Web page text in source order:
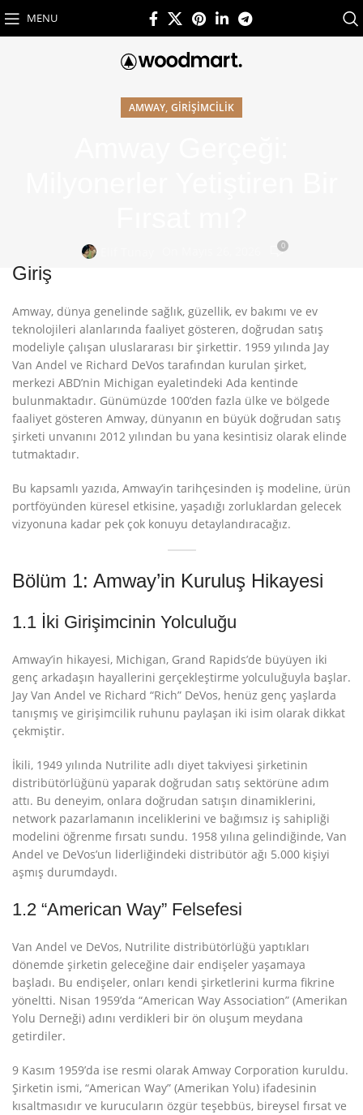
MENU
AMWAY, GIRIŞIMCILIK
0
Giriş
Amway, dünya genelinde sağlık, güzellik, ev bakımı ve ev
teknolojileri alanlarında faaliyet gösteren, doğrudan satış
modeliyle çalışan uluslararası bir şirkettir. 1959 yılında Jay
Van Andel ve Richard DeVos tarafından kurulan şirket,
merkezi ABD’nin Michigan eyaletindeki Ada kentinde
bulunmaktadır. Günümüzde 100’den fazla ülke ve bölgede
faaliyet gösteren Amway, dünyanın en büyük doğrudan satış
şirketi unvanını 2012 yılından bu yana kesintisiz olarak elinde
tutmaktadır.
Bu kapsamlı yazıda, Amway’in tarihçesinden iş modeline, ürün
portföyünden küresel etkisine, yaşadığı zorluklardan gelecek
vizyonuna kadar pek çok konuyu detaylandıracağız.
Bölüm 1: Amway’in Kuruluş Hikayesi
1.1 İki Girişimcinin Yolculuğu
Amway’in hikayesi, Michigan, Grand Rapids’de büyüyen iki
genç arkadaşın hayallerini gerçekleştirme yolculuğuyla başlar.
Jay Van Andel ve Richard “Rich” DeVos, henüz genç yaşlarda
tanışmış ve girişimcilik ruhunu paylaşan iki isim olarak dikkat
çekmiştir.
İkili, 1949 yılında Nutrilite adlı diyet takviyesi şirketinin
distribütörlüğünü yaparak doğrudan satış sektörüne adım
attı. Bu deneyim, onlara doğrudan satışın dinamiklerini,
network pazarlamanın inceliklerini ve bağımsız iş sahipliği
modelini öğrenme fırsatı sundu. 1958 yılına gelindiğinde, Van
Andel ve DeVos’un liderliğindeki distribütör ağı 5.000 kişiyi
aşmış durumdaydı.
1.2 “American Way” Felsefesi
Van Andel ve DeVos, Nutrilite distribütörlüğü yaptıkları
dönemde şirketin geleceğine dair endişeler yaşamaya
başladı. Bu endişeler, onları kendi şirketlerini kurma fikrine
yöneltti. Nisan 1959’da “American Way Association” (Amerikan
Yolu Derneği) adını verdikleri bir ön oluşum meydana
getirdiler.
9 Kasım 1959’da ise resmi olarak Amway Corporation kuruldu.
Şirketin ismi, “American Way” (Amerikan Yolu) ifadesinin
kısaltmasıdır ve kurucuların özgür teşebbüs, bireysel fırsat ve